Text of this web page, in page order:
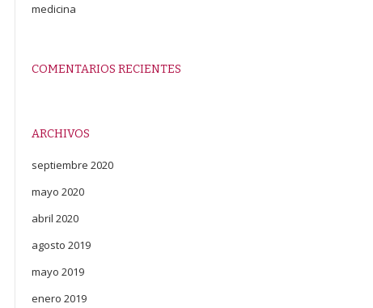
medicina
COMENTARIOS RECIENTES
ARCHIVOS
septiembre 2020
mayo 2020
abril 2020
agosto 2019
mayo 2019
enero 2019